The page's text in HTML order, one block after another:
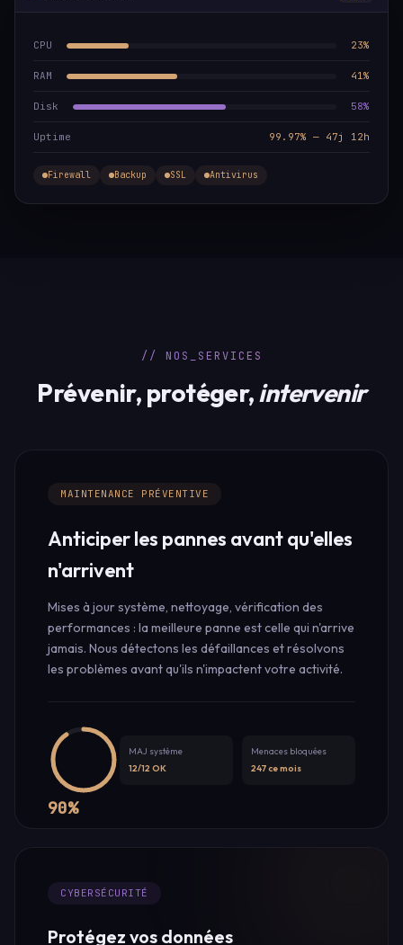
CPU 23%
RAM 41%
Disk 58%
Uptime 99.97% — 47j 12h
Firewall Backup SSL Antivirus
// NOS_SERVICES
Prévenir, protéger,intervenir
MAINTENANCE PRÉVENTIVE
Anticiper les pannes avant qu'elles
n'arrivent
Mises à jour système, nettoyage, vérification des
performances : la meilleure panne est celle qui n'arrive
jamais. Nous détectons les défaillances et résolvons
les problèmes avant qu'ils n'impactent votre activité.
90%
MAJ système
12/12 OK
Menaces bloquées
247 ce mois
CYBERSÉCURITÉ
Protégez vos données